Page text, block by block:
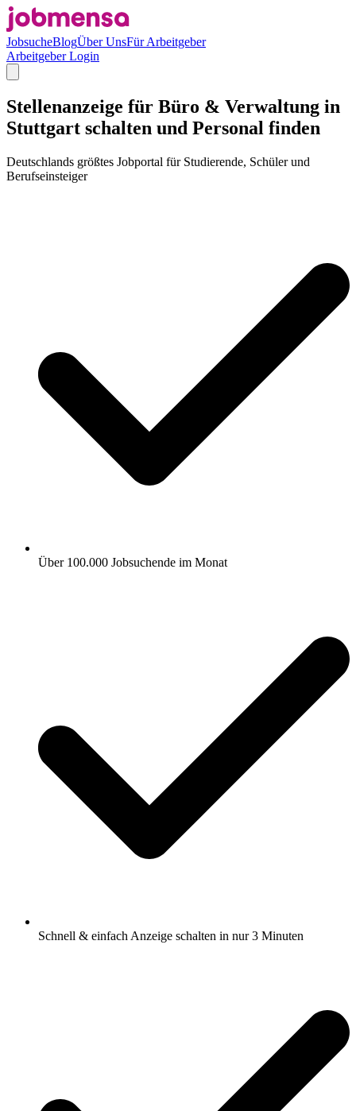
JobsucheBlogÜber UnsFür Arbeitgeber
Arbeitgeber Login
Stellenanzeige für Büro & Verwaltung in
Stuttgart schalten und Personal finden
Deutschlands größtes Jobportal für Studierende, Schüler und
Berufseinsteiger
Über 100.000 Jobsuchende im Monat
Schnell & einfach Anzeige schalten in nur 3 Minuten